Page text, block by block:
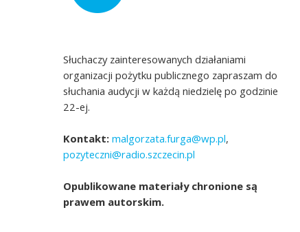
Słuchaczy zainteresowanych działaniami
organizacji pożytku publicznego zapraszam do
słuchania audycji w każdą niedzielę po godzinie
22-ej.
Kontakt: malgorzata.furga@wp.pl,
pozyteczni@radio.szczecin.pl
Opublikowane materiały chronione są
prawem autorskim.